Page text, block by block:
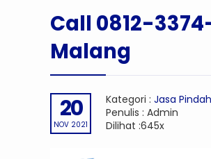
Call 0812-
Malang
20
NOV 2021
Kategori : Jasa
Penulis : Admin
Dilihat :645x